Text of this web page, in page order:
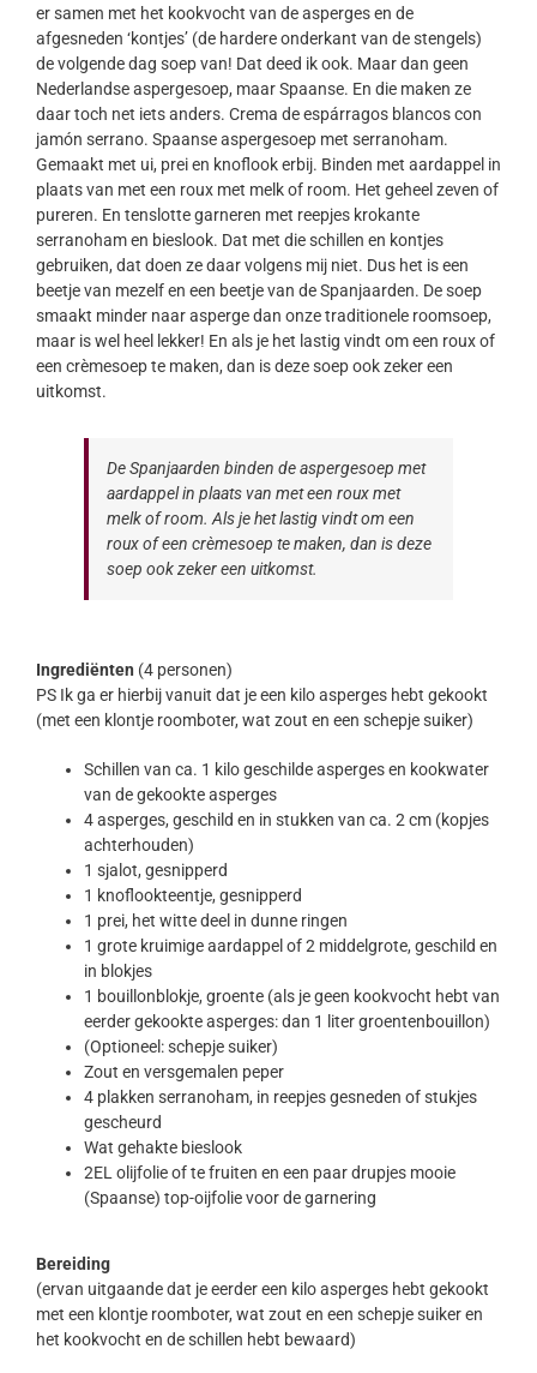
er samen met het kookvocht van de asperges en de
afgesneden ‘kontjes’ (de hardere onderkant van de stengels)
de volgende dag soep van! Dat deed ik ook. Maar dan geen
Nederlandse aspergesoep, maar Spaanse. En die maken ze
daar toch net iets anders. Crema de espárragos blancos con
jamón serrano. Spaanse aspergesoep met serranoham.
Gemaakt met ui, prei en knoflook erbij. Binden met aardappel in
plaats van met een roux met melk of room. Het geheel zeven of
pureren. En tenslotte garneren met reepjes krokante
serranoham en bieslook. Dat met die schillen en kontjes
gebruiken, dat doen ze daar volgens mij niet. Dus het is een
beetje van mezelf en een beetje van de Spanjaarden. De soep
smaakt minder naar asperge dan onze traditionele roomsoep,
maar is wel heel lekker! En als je het lastig vindt om een roux of
een crèmesoep te maken, dan is deze soep ook zeker een
uitkomst.
De Spanjaarden binden de aspergesoep met
aardappel in plaats van met een roux met
melk of room. Als je het lastig vindt om een
roux of een crèmesoep te maken, dan is deze
soep ook zeker een uitkomst.
Ingrediënten (4 personen)
PS Ik ga er hierbij vanuit dat je een kilo asperges hebt gekookt
(met een klontje roomboter, wat zout en een schepje suiker)
Schillen van ca. 1 kilo geschilde asperges en kookwater
van de gekookte asperges
4 asperges, geschild en in stukken van ca. 2 cm (kopjes
achterhouden)
1 sjalot, gesnipperd
1 knoflookteentje, gesnipperd
1 prei, het witte deel in dunne ringen
1 grote kruimige aardappel of 2 middelgrote, geschild en
in blokjes
1 bouillonblokje, groente (als je geen kookvocht hebt van
eerder gekookte asperges: dan 1 liter groentenbouillon)
(Optioneel: schepje suiker)
Zout en versgemalen peper
4 plakken serranoham, in reepjes gesneden of stukjes
gescheurd
Wat gehakte bieslook
2EL olijfolie of te fruiten en een paar drupjes mooie
(Spaanse) top-oijfolie voor de garnering
Bereiding
(ervan uitgaande dat je eerder een kilo asperges hebt gekookt
met een klontje roomboter, wat zout en een schepje suiker en
het kookvocht en de schillen hebt bewaard)